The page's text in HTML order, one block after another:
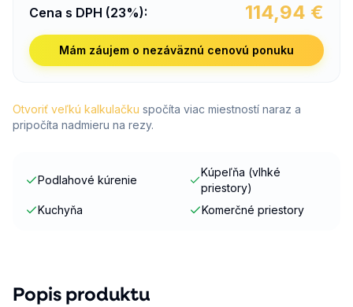
Cena s DPH (23%): 114,94 €
Mám záujem o nezáväznú cenovú ponuku
Otvoriť veľkú kalkulačku spočíta viac miestností naraz a
pripočíta nadmieru na rezy.
Podlahové kúrenie
Kúpeľňa (vlhké
priestory)
Kuchyňa
Komerčné priestory
Popis produktu